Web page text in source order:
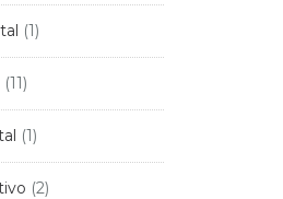
(1)
(11)
(1)
(2)